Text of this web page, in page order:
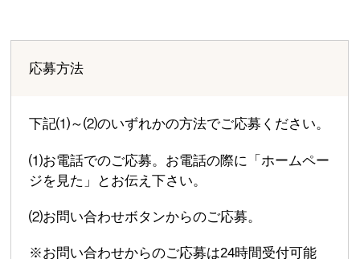
応募方法
下記⑴～⑵のいずれかの方法でご応募ください。
⑴お電話でのご応募。お電話の際に「ホームペー
ジを見た」とお伝え下さい。
⑵お問い合わせボタンからのご応募。
※お問い合わせからのご応募は24時間受付可能